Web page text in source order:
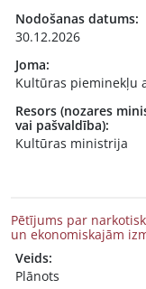
Nodošanas datums:
30.12.2026
Joma:
Kultūras pieminekļu
Resors (nozares
vai pašvaldība):
Kultūras ministrija
Pētījums par
un ekonomiskajām
Veids:
Plānots